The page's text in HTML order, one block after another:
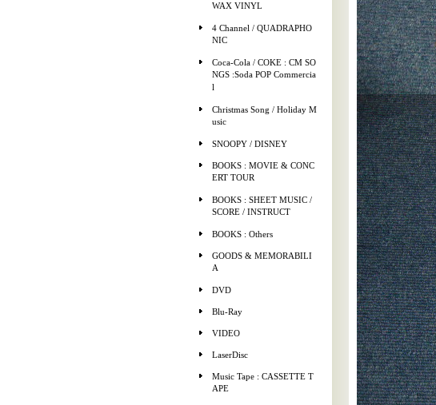
WAX VINYL
4 Channel / QUADRAPHO
NIC
Coca-Cola / COKE : CM SO
NGS :Soda POP Commercia
l
Christmas Song / Holiday M
usic
SNOOPY / DISNEY
BOOKS : MOVIE & CONC
ERT TOUR
BOOKS : SHEET MUSIC /
SCORE / INSTRUCT
BOOKS : Others
GOODS & MEMORABILI
A
DVD
Blu-Ray
VIDEO
LaserDisc
Music Tape : CASSETTE T
APE